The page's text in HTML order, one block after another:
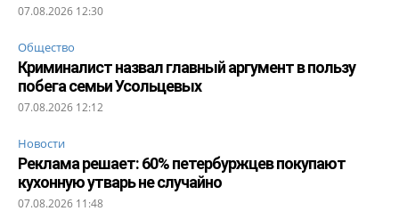
07.08.2026 12:30
Общество
Криминалист назвал главный аргумент в пользу
побега семьи Усольцевых
07.08.2026 12:12
Новости
Реклама решает: 60% петербуржцев покупают
кухонную утварь не случайно
07.08.2026 11:48